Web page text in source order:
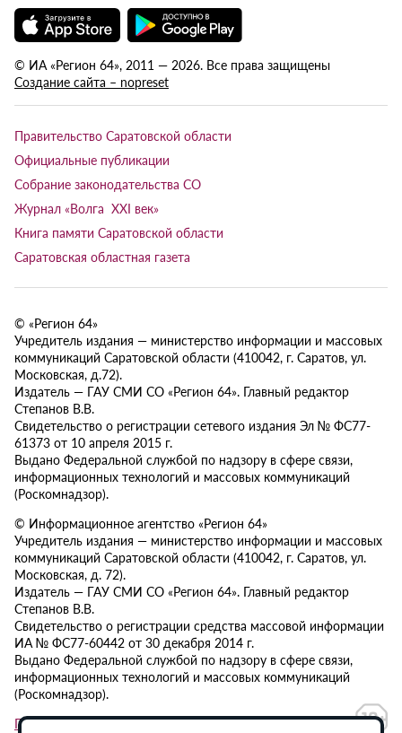
© ИА «Регион 64», 2011 — 2026. Все права защищены
Создание сайта – nopreset
Правительство Саратовской области
Официальные публикации
Собрание законодательства СО
Журнал «Волга XXI век»
Книга памяти Саратовской области
Саратовская областная газета
© «Регион 64»
Учредитель издания — министерство информации и массовых
коммуникаций Саратовской области (410042, г. Саратов, ул.
Московская, д.72).
Издатель — ГАУ СМИ СО «Регион 64». Главный редактор
Степанов В.В.
Свидетельство о регистрации сетевого издания Эл № ФС77-
61373 от 10 апреля 2015 г.
Выдано Федеральной службой по надзору в сфере связи,
информационных технологий и массовых коммуникаций
(Роскомнадзор).
© Информационное агентство «Регион 64»
Учредитель издания — министерство информации и массовых
коммуникаций Саратовской области (410042, г. Саратов, ул.
Московская, д. 72).
Издатель — ГАУ СМИ СО «Регион 64». Главный редактор
Степанов В.В.
Свидетельство о регистрации средства массовой информации
ИА № ФС77-60442 от 30 декабря 2014 г.
Выдано Федеральной службой по надзору в сфере связи,
информационных технологий и массовых коммуникаций
(Роскомнадзор).
Политика в отношении обработки персональных данных